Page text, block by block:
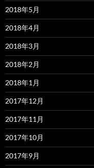
2018年5月
2018年4月
2018年3月
2018年2月
2018年1月
2017年12月
2017年11月
2017年10月
2017年9月